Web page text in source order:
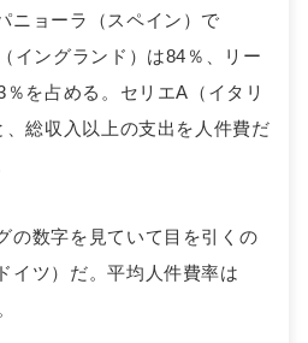
ニョーラ（スペイン）で
イングランド）は84％、リー
を占める。セリエA（イタリ
総収入以上の支出を人件費だ
の数字を見ていて目を引くの
イツ）だ。平均人件費率は